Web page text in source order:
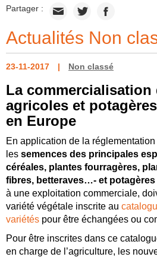
Partager :
Actualités Non
23-11-2017 Non classé
La commercialisation
agricoles et
en Europe
En application de la
les semences des principales
céréales, plantes fourragères,
fibres, betteraves…- et potagères
à une exploitation commerciale,
variété végétale inscrite au
variétés pour être échangées ou
Pour être inscrites dans ce
en charge de l’agriculture, les